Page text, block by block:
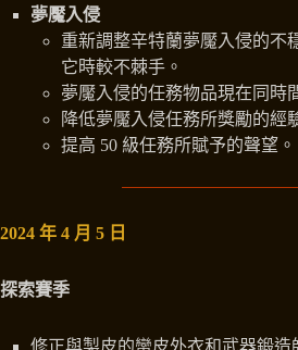
夢魘入侵
重新調整辛特蘭夢魘入侵的不
它時較不棘手。
夢魘入侵的任務物品現在同時
降低夢魘入侵任務所獎勵的經
提高 50 級任務所賦予的聲望。
2024 年 4 月 5 日
探索賽季